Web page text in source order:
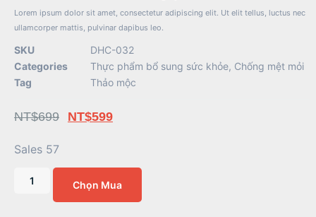
Lorem ipsum dolor sit amet, consectetur adipiscing elit. Ut elit tellus, luctus nec
ullamcorper mattis, pulvinar dapibus leo.
SKU
DHC-032
Categories
Thực phẩm bổ sung sức khỏe, Chống mệt mỏi
Tag
Thảo mộc
NT$699 NT$599
Sales 57
Chọn Mua